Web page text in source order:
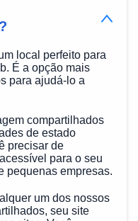
local perfeito para
É a opção mais
para ajudá-lo a
compartilhados
de estado
precisar de
para o seu
pequenas empresas.
um dos nossos
seu site